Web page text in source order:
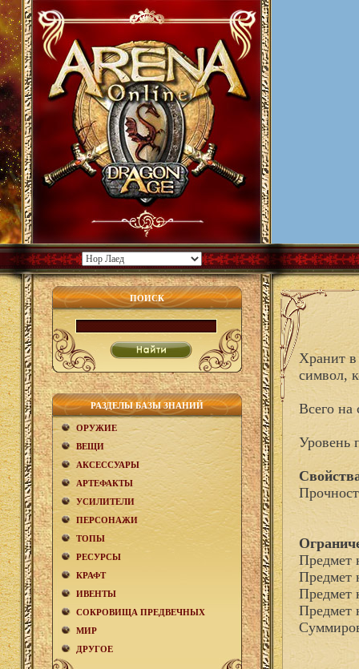
ПОИСК
РАЗДЕЛЫ БАЗЫ ЗНАНИЙ
ОРУЖИЕ
ВЕЩИ
АКCЕСCУАРЫ
АРТЕФАКТЫ
УСИЛИТЕЛИ
ПЕРСОНАЖИ
ТОПЫ
РЕСУРСЫ
КРАФТ
ИВЕНТЫ
СОКРОВИЩА ПРЕДВЕЧНЫХ
МИР
ДРУГОЕ
Хранит в
символ,
Всего на
Уровень
Предмет
Предмет
Предмет
Предмет